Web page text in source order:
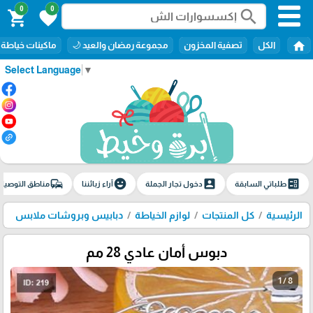
Select Language ▼
search
0
favorite
0
shopping_cart
home الكل تصفية المخزون مجموعة رمضان والعيد 🌙 ماكينات خياطة
ballotطلباتي السابقة account_boxدخول تجار الجملة emoji_emotionsآراء زبائننا commuteمناطق
الرئيسية كل المنتجات لوازم الخياطة دبابيس وبروشات ملابس
دبوس أمان عادي 28 مم
1 / 8